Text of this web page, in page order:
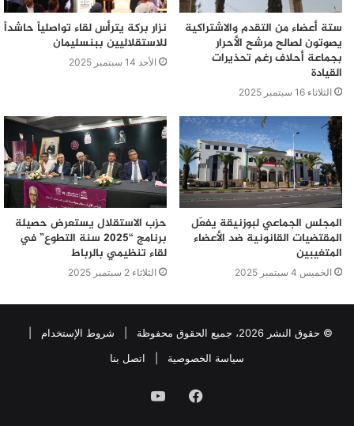
ستة أعضاء من التقدم والاشتراكية
يصوتون لصالح مرشح الأحرار
بجماعة أحلاف رغم تحذيرات
القيادة
الثلاثاء 16 سبتمبر 2025
نزار بركة يترأس لقاء تواصلياً حاشداً
للاستقلاليين ببنسليمان
الأحد 14 سبتمبر 2025
المجلس الجماعي لبوزنيقة يفعّل
المقتضيات القانونية ضد الأعضاء
المتغيبين
الخميس 4 سبتمبر 2025
حزب الاستقلال يستعرض حصيلة
برنامج “2025 سنة التطوع” في
لقاء تنظيمي بالرباط
الثلاثاء 2 سبتمبر 2025
© حقوق النشر 2026، جميع الحقوق محفوظة | شروط الإستخدام
سياسة الخصوصية
اتصل بنا
فيسبوكيوتيوب